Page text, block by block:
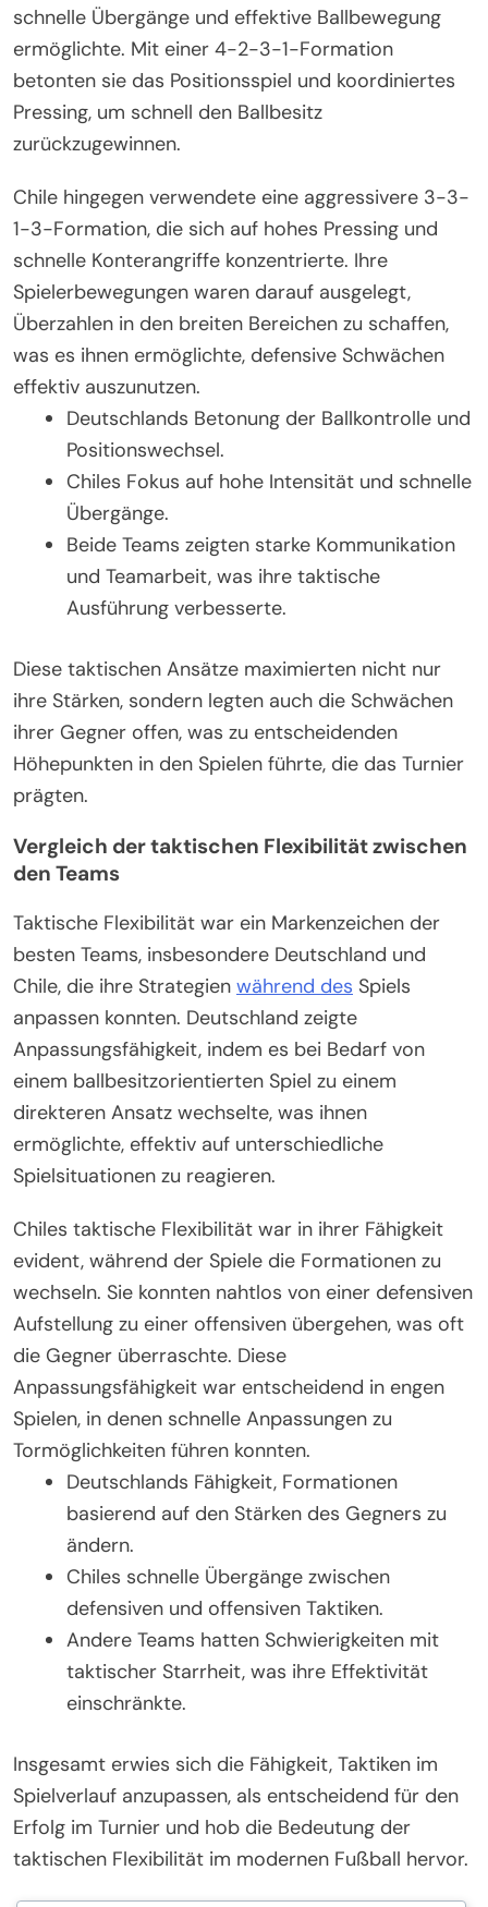
schnelle Übergänge und effektive Ballbewegung
ermöglichte. Mit einer 4-2-3-1-Formation
betonten sie das Positionsspiel und koordiniertes
Pressing, um schnell den Ballbesitz
zurückzugewinnen.
Chile hingegen verwendete eine aggressivere 3-3-
1-3-Formation, die sich auf hohes Pressing und
schnelle Konterangriffe konzentrierte. Ihre
Spielerbewegungen waren darauf ausgelegt,
Überzahlen in den breiten Bereichen zu schaffen,
was es ihnen ermöglichte, defensive Schwächen
effektiv auszunutzen.
Deutschlands Betonung der Ballkontrolle und
Positionswechsel.
Chiles Fokus auf hohe Intensität und schnelle
Übergänge.
Beide Teams zeigten starke Kommunikation
und Teamarbeit, was ihre taktische
Ausführung verbesserte.
Diese taktischen Ansätze maximierten nicht nur
ihre Stärken, sondern legten auch die Schwächen
ihrer Gegner offen, was zu entscheidenden
Höhepunkten in den Spielen führte, die das Turnier
prägten.
Vergleich der taktischen Flexibilität zwischen
den Teams
Taktische Flexibilität war ein Markenzeichen der
besten Teams, insbesondere Deutschland und
Chile, die ihre Strategien während des Spiels
anpassen konnten. Deutschland zeigte
Anpassungsfähigkeit, indem es bei Bedarf von
einem ballbesitzorientierten Spiel zu einem
direkteren Ansatz wechselte, was ihnen
ermöglichte, effektiv auf unterschiedliche
Spielsituationen zu reagieren.
Chiles taktische Flexibilität war in ihrer Fähigkeit
evident, während der Spiele die Formationen zu
wechseln. Sie konnten nahtlos von einer defensiven
Aufstellung zu einer offensiven übergehen, was oft
die Gegner überraschte. Diese
Anpassungsfähigkeit war entscheidend in engen
Spielen, in denen schnelle Anpassungen zu
Tormöglichkeiten führen konnten.
Deutschlands Fähigkeit, Formationen
basierend auf den Stärken des Gegners zu
ändern.
Chiles schnelle Übergänge zwischen
defensiven und offensiven Taktiken.
Andere Teams hatten Schwierigkeiten mit
taktischer Starrheit, was ihre Effektivität
einschränkte.
Insgesamt erwies sich die Fähigkeit, Taktiken im
Spielverlauf anzupassen, als entscheidend für den
Erfolg im Turnier und hob die Bedeutung der
taktischen Flexibilität im modernen Fußball hervor.